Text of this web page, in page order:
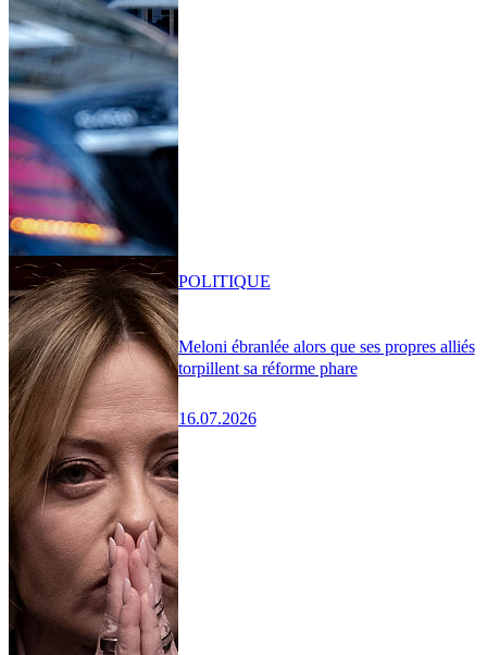
Meloni ébranlée alors que ses propres alliés
torpillent sa réforme phare
16.07.2026
POLITIQUE